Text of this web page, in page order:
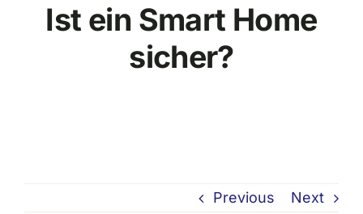
Gebäudetrocknung
Ist ein Smart Home
sicher?
Previous Next